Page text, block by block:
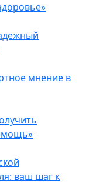
мнение в
ваш шаг к